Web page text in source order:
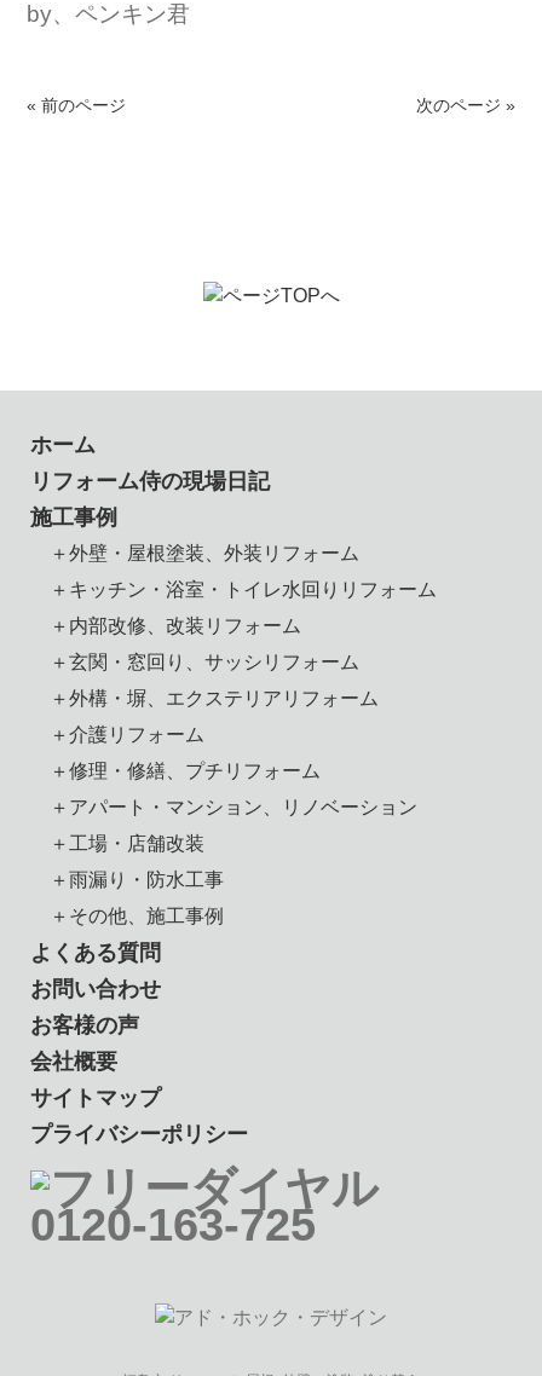
by、ペンキン君
« 前のページ 次のページ »
ホーム
リフォーム侍の現場日記
施工事例
＋外壁・屋根塗装、外装リフォーム
＋キッチン・浴室・トイレ水回りリフォーム
＋内部改修、改装リフォーム
＋玄関・窓回り、サッシリフォーム
＋外構・塀、エクステリアリフォーム
＋介護リフォーム
＋修理・修繕、プチリフォーム
＋アパート・マンション、リノベーション
＋工場・店舗改装
＋雨漏り・防水工事
＋その他、施工事例
よくある質問
お問い合わせ
お客様の声
会社概要
サイトマップ
プライバシーポリシー